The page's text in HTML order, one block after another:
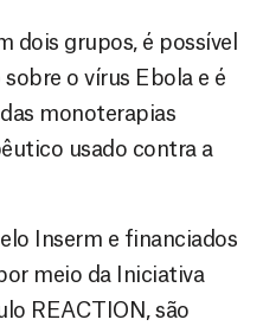
dois grupos, é possível
o vírus Ebola e é
monoterapias
usado contra a
Inserm e financiados
meio da Iniciativa
REACTION, são